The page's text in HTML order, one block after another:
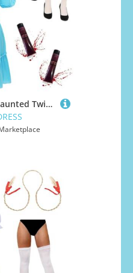
Erwachsene Duo Haunted Twin Kostüm - gruseliges blaues Kleid, Strumpfhose und Gesichtsbemalung - Horror-Outfit für Halloween, Faschingspartys, Spukhaus-Events, gruselige Paar- oder Gruppenkostüm-Idee